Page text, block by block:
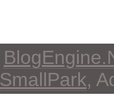
SmallPark,